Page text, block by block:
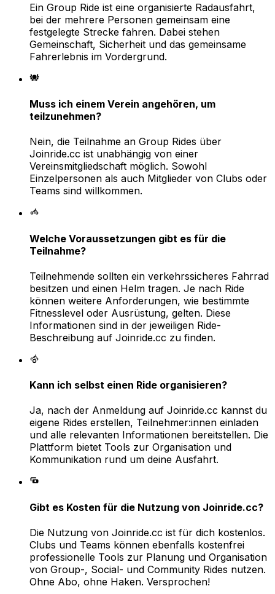
Ein Group Ride ist eine organisierte Radausfahrt,
bei der mehrere Personen gemeinsam eine
festgelegte Strecke fahren. Dabei stehen
Gemeinschaft, Sicherheit und das gemeinsame
Fahrerlebnis im Vordergrund.
Muss ich einem Verein angehören, um
teilzunehmen?
Nein, die Teilnahme an Group Rides über
Joinride.cc ist unabhängig von einer
Vereinsmitgliedschaft möglich. Sowohl
Einzelpersonen als auch Mitglieder von Clubs oder
Teams sind willkommen.
Welche Voraussetzungen gibt es für die
Teilnahme?
Teilnehmende sollten ein verkehrssicheres Fahrrad
besitzen und einen Helm tragen. Je nach Ride
können weitere Anforderungen, wie bestimmte
Fitnesslevel oder Ausrüstung, gelten. Diese
Informationen sind in der jeweiligen Ride-
Beschreibung auf Joinride.cc zu finden.
Kann ich selbst einen Ride organisieren?
Ja, nach der Anmeldung auf Joinride.cc kannst du
eigene Rides erstellen, Teilnehmer:innen einladen
und alle relevanten Informationen bereitstellen. Die
Plattform bietet Tools zur Organisation und
Kommunikation rund um deine Ausfahrt.
Gibt es Kosten für die Nutzung von Joinride.cc?
Die Nutzung von Joinride.cc ist für dich kostenlos.
Clubs und Teams können ebenfalls kostenfrei
professionelle Tools zur Planung und Organisation
von Group-, Social- und Community Rides nutzen.
Ohne Abo, ohne Haken. Versprochen!